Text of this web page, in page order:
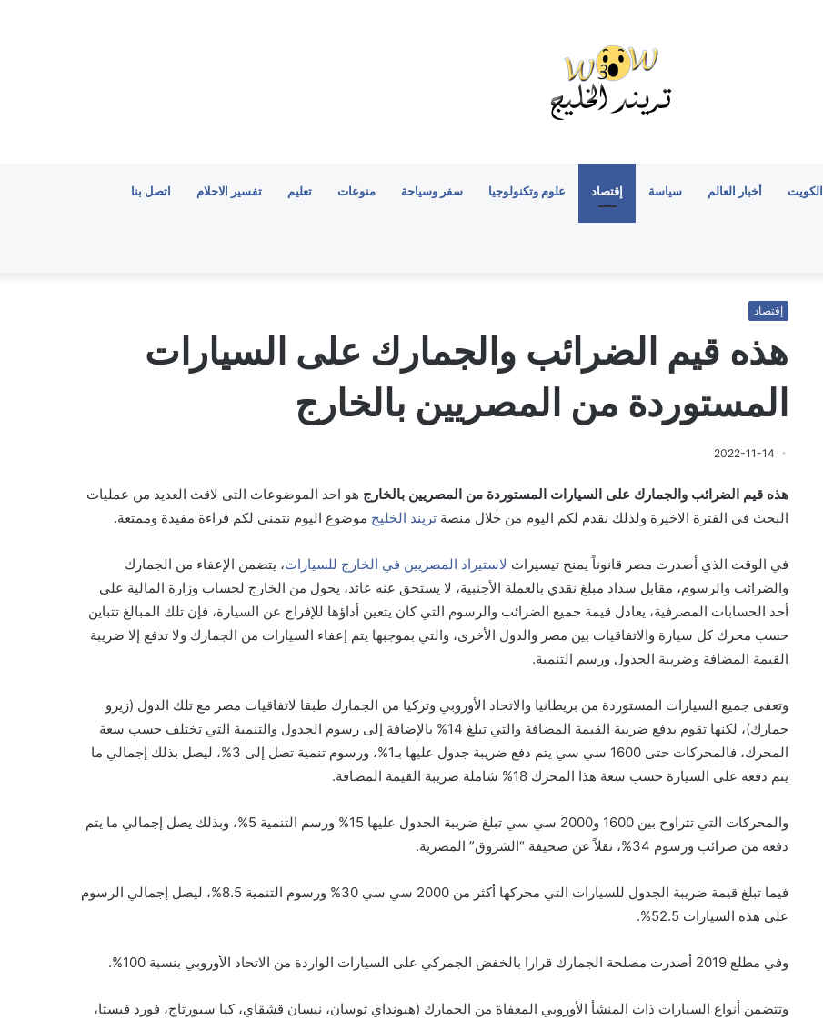
الكويت أخبار العالم سياسة إقتصاد علوم وتكنولوجيا سفر وسياحة منوعات تعليم تفسير الاحلام اتصل بنا
إقتصاد
هذه قيم الضرائب والجمارك على السيارات
المستوردة من المصريين بالخارج
2022-11-14
هذه قيم الضرائب والجمارك على السيارات المستوردة من المصريين بالخارج هو احد الموضوعات التى لاقت العديد من عمليات
البحث فى الفترة الاخيرة ولذلك نقدم لكم اليوم من خلال منصة تريند الخليج موضوع اليوم نتمنى لكم قراءة مفيدة وممتعة.
في الوقت الذي أصدرت مصر قانوناً يمنح تيسيرات لاستيراد المصريين في الخارج للسيارات، يتضمن الإعفاء من الجمارك
والضرائب والرسوم، مقابل سداد مبلغ نقدي بالعملة الأجنبية، لا يستحق عنه عائد، يحول من الخارج لحساب وزارة المالية على
أحد الحسابات المصرفية، يعادل قيمة جميع الضرائب والرسوم التي كان يتعين أداؤها للإفراج عن السيارة، فإن تلك المبالغ تتباين
حسب محرك كل سيارة والاتفاقيات بين مصر والدول الأخرى، والتي بموجبها يتم إعفاء السيارات من الجمارك ولا تدفع إلا ضريبة
القيمة المضافة وضريبة الجدول ورسم التنمية.
وتعفى جميع السيارات المستوردة من بريطانيا والاتحاد الأوروبي وتركيا من الجمارك طبقا لاتفاقيات مصر مع تلك الدول (زيرو
جمارك)، لكنها تقوم بدفع ضريبة القيمة المضافة والتي تبلغ 14% بالإضافة إلى رسوم الجدول والتنمية التي تختلف حسب سعة
المحرك، فالمحركات حتى 1600 سي سي يتم دفع ضريبة جدول عليها بـ1%، ورسوم تنمية تصل إلى 3%، ليصل بذلك إجمالي ما
يتم دفعه على السيارة حسب سعة هذا المحرك 18% شاملة ضريبة القيمة المضافة.
والمحركات التي تتراوح بين 1600 و2000 سي سي تبلغ ضريبة الجدول عليها 15% ورسم التنمية 5%، وبذلك يصل إجمالي ما يتم
دفعه من ضرائب ورسوم 34%، نقلاً عن صحيفة “الشروق” المصرية.
فيما تبلغ قيمة ضريبة الجدول للسيارات التي محركها أكثر من 2000 سي سي 30% ورسوم التنمية 8.5%، ليصل إجمالي الرسوم
على هذه السيارات 52.5%.
وفي مطلع 2019 أصدرت مصلحة الجمارك قرارا بالخفض الجمركي على السيارات الواردة من الاتحاد الأوروبي بنسبة 100%.
وتتضمن أنواع السيارات ذات المنشأ الأوروبي المعفاة من الجمارك (هيونداي توسان، نيسان قشقاي، كيا سبورتاج، فورد فيستا،